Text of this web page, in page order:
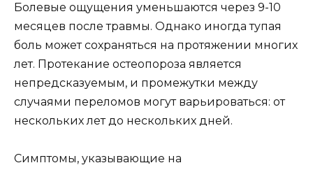
Болевые ощущения уменьшаются через 9-10
месяцев после травмы. Однако иногда тупая
боль может сохраняться на протяжении многих
лет. Протекание остеопороза является
непредсказуемым, и промежутки между
случаями переломов могут варьироваться: от
нескольких лет до нескольких дней.
Симптомы, указывающие на